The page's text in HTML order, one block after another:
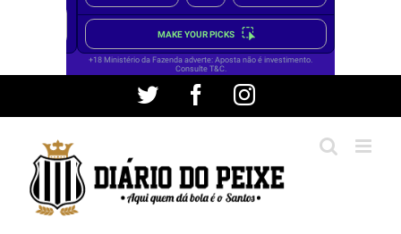
conteúdo
Twitter FacebookInstagram